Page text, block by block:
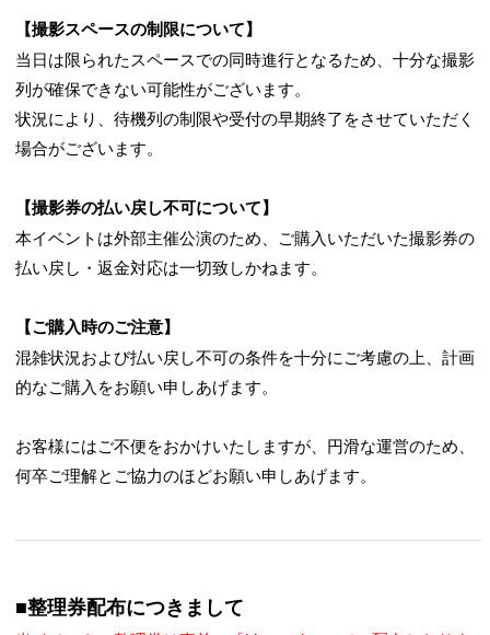
【撮影スペースの制限について】
当日は限られたスペースでの同時進行となるため、十分な撮影
列が確保できない可能性がございます。
状況により、待機列の制限や受付の早期終了をさせていただく
場合がございます。
【撮影券の払い戻し不可について】
本イベントは外部主催公演のため、ご購入いただいた撮影券の
払い戻し・返金対応は一切致しかねます。
【ご購入時のご注意】
混雑状況および払い戻し不可の条件を十分にご考慮の上、計画
的なご購入をお願い申しあげます。
お客様にはご不便をおかけいたしますが、円滑な運営のため、
何卒ご理解とご協力のほどお願い申しあげます。
■整理券配布につきまして